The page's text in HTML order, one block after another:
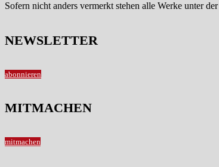
Sofern nicht anders vermerkt stehen alle Werke unter der
NEWSLETTER
abonnieren
MITMACHEN
mitmachen